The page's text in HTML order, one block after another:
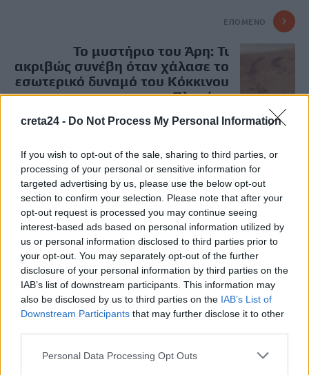
creta24 - Do Not Process My Personal Information
If you wish to opt-out of the sale, sharing to third parties, or
processing of your personal or sensitive information for
targeted advertising by us, please use the below opt-out
section to confirm your selection. Please note that after your
opt-out request is processed you may continue seeing
interest-based ads based on personal information utilized by
us or personal information disclosed to third parties prior to
your opt-out. You may separately opt-out of the further
disclosure of your personal information by third parties on the
IAB’s list of downstream participants. This information may
also be disclosed by us to third parties on the IAB’s List of
Downstream Participants that may further disclose it to other
Personal Data Processing Opt Outs
ΕΠΌΜΕΝΟ
Το μυστήριο του Άρη: Τι
ακριβώς συνέβη όταν χάλασε το
εσωτερικό δυναμό του Κόκκινου
Πλανήτη
7 Ιουνίου, 2026
Μην χάνεις είδηση. Βάλε τοCRETA24στην
Google
ΠΡΟΣΘΕΣΕ ΤΟCRETA24 ΣΤΗΝ GOOGLE
ΡΟΗ ΕΙΔΗΣΕΩΝ
Τουρισμός για Ολους 2026-2027: Τα SOS για να «κλειδώσετε»
το voucher διακοπών
8 Αυγούστου, 2026
Ηράκλειο: Περιπατητής χρειάστηκε βοήθεια σε φαράγγι